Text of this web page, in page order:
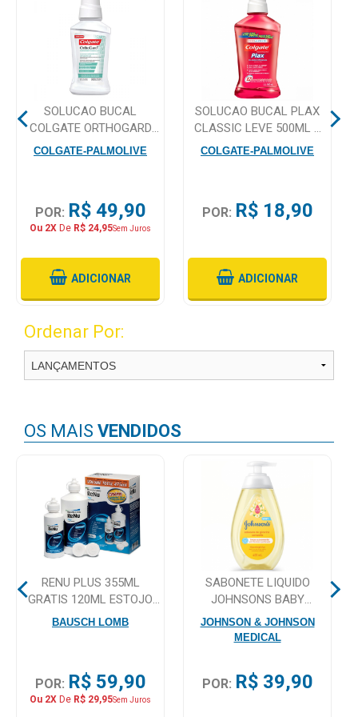
Medicamentos
Cuidado
Adulto
Dieta
Suplemento
Higiene
Bem-
Aparelhos
Monitores
Socorros
OFERTAS
SOLUCAO BUCAL
COLGATE ORTHOGARD
250ML
COLGATE-PALMOLIVE
POR: R$ 49,90
Ou 2X De R$ 24,95Sem Juros
ADICIONAR
SOLUCAO BUCAL PLAX
CLASSIC LEVE 500ML E
PAGUE 350ML
COLGATE-PALMOLIVE
POR: R$ 18,90
ADICIONAR
Ordenar Por:
OS MAIS VENDIDOS
RENU PLUS 355ML
GRATIS 120ML ESTOJO
DE LENTES
BAUSCH LOMB
POR: R$ 59,90
Ou 2X De R$ 29,95Sem Juros
SABONETE LIQUIDO
JOHNSONS BABY
CAMOMILA 400ML
JOHNSON & JOHNSON
MEDICAL
POR: R$ 39,90